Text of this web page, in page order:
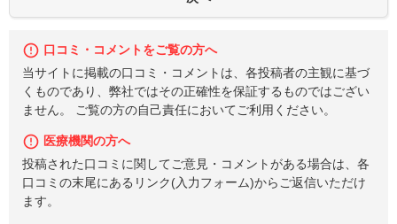
口コミ・コメントをご覧の方へ
当サイトに掲載の口コミ・コメントは、各投稿者の主観に基づ
くものであり、弊社ではその正確性を保証するものではござい
ません。 ご覧の方の自己責任においてご利用ください。
医療機関の方へ
投稿された口コミに関してご意見・コメントがある場合は、各
口コミの末尾にあるリンク(入力フォーム)からご返信いただけ
ます。